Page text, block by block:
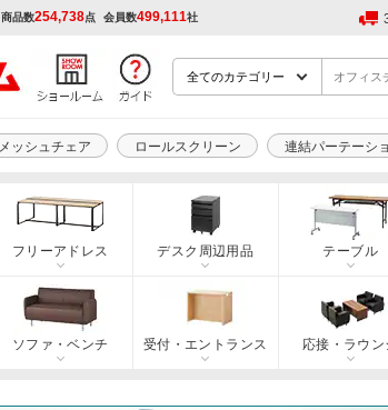
商品数254,738点 会員数499,111社
メッシュチェア ロールスクリーン 連結パーテーシ
フリーアドレス デスク周辺用品 テーブル
ソファ・ベンチ 受付・エントランス 応接・ラウン